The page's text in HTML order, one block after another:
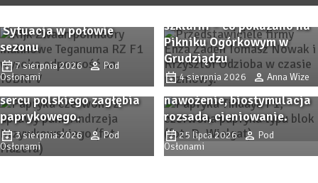
Sytuacja w połowie
sezonu
7 sierpnia 2026
Pod
Osłonami
Odmiany ogórka do
szklarni – co pokazano na
Pikniku Ogórkowym w
Grudziądzu
4 sierpnia 2026 Anna Wize
Przystanek PAPRYKA 2026.
Wiedza, praktyka i
rodzinna atmosfera w
sercu polskiego zagłębia
paprykowego.
3 sierpnia 2026
Pod
Osłonami
Zbliża się Przystanek
Papryka 2026! Sprawdzone
odmiany papryki i
nowości, ochrona,
nawożenie, biostymulacja
rozsada, cieniowanie.
25 lipca 2026
Pod
Osłonami
SPHERA i TRIASH –